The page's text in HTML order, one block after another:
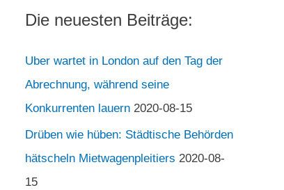
Die neuesten Beiträge:
Uber wartet in London auf den Tag der
Abrechnung, während seine
Konkurrenten lauern 2020-08-15
Drüben wie hüben: Städtische Behörden
hätscheln Mietwagenpleitiers 2020-08-
15